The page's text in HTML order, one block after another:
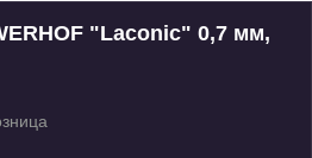
"Laconic" 0,7 мм,